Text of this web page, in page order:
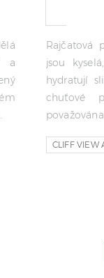
a
Rajčatová
jsou
hydratují
chuťové
CLIFF VIEW